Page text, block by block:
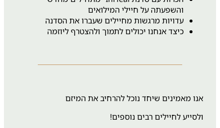
והשפעתה על חיילי המילואים
עדויות מרגשות מחיילים שעברו את הסדנה
כיצד אנחנו יכולים לתמוך ולהצטרף ליוזמה
אנו מאמינים שיחד נוכל להרחיב את המיזם
ולסייע לחיילים רבים נוספים!